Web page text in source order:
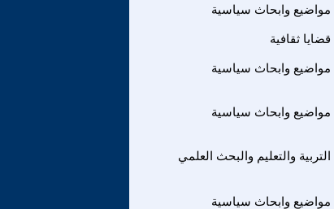
مواضيع وابحاث سياسية
قضايا ثقافية
مواضيع وابحاث سياسية
مواضيع وابحاث سياسية
التربية والتعليم والبحث العلمي
مواضيع وابحاث سياسية